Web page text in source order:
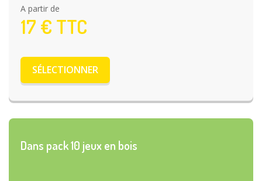
A partir de
17 € TTC
SÉLECTIONNER
Dans pack 10 jeux en bois